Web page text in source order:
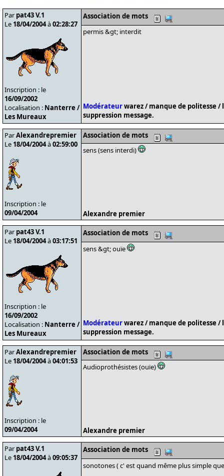
Par pat43 V.1
Le 18/04/2004à02:28:27
Inscription : le
16/09/2002
Localisation : Nanterre /
Les Mureaux
Association de mots
permis &gt; interdit
Modérateurwarez / manque de politesse /
suppression message.
ParAlexandrepremier
Le 18/04/2004à02:59:00
Inscription : le
09/04/2004
Association de mots
sens (sens interdi)
Alexandre premier
Par pat43 V.1
Le 18/04/2004à03:17:51
Inscription : le
16/09/2002
Localisation : Nanterre /
Les Mureaux
Association de mots
sens &gt; ouïe
Modérateurwarez / manque de politesse /
suppression message.
ParAlexandrepremier
Le 18/04/2004à04:01:53
Inscription : le
09/04/2004
Association de mots
Audioprothésistes (ouïe)
Alexandre premier
Par pat43 V.1
Le 18/04/2004à09:05:37
Association de mots
sonotones ( c' est quand même plus simple